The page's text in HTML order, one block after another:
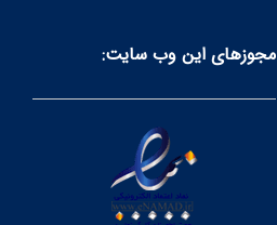
مجوز‌های این وب سایت: